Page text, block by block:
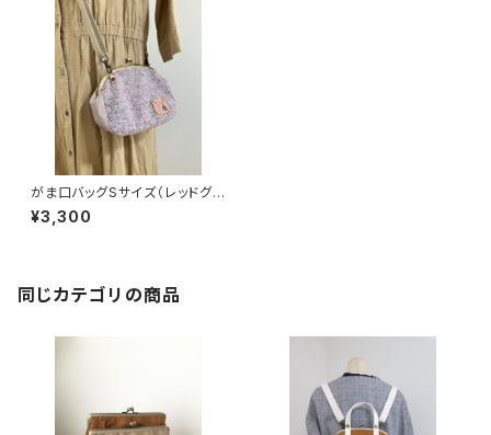
がま口バッグSサイズ（レッドグレ
ー系ヘリンボーン）
¥3,300
同じカテゴリの商品